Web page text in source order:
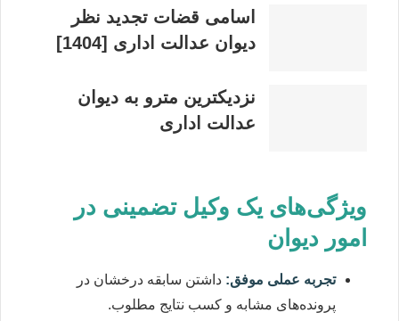
اسامی قضات تجدید نظر
دیوان عدالت اداری [1404]
نزدیکترین مترو به دیوان
عدالت اداری
ویژگی‌های یک وکیل تضمینی در
امور دیوان
تجربه عملی موفق: داشتن سابقه درخشان در
پرونده‌های مشابه و کسب نتایج مطلوب.